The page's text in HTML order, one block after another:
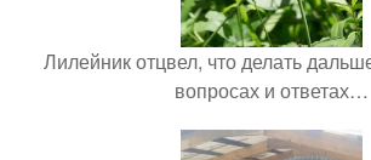
Лилейник отцвел, что делать
вопросах и ответах…